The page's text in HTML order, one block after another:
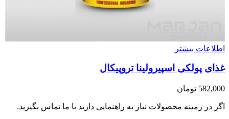
اطلاعات بیشتر
غذای پولکی اسپیرولینا تروپیکال
582,000 تومان
اگر در زمینه محصولات نیاز به راهنمایی دارید با ما تماس بگیرید.